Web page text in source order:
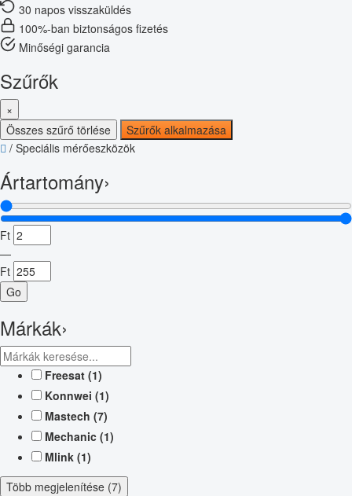
30 napos visszaküldés
100%-ban biztonságos fizetés
Minőségi garancia
Szűrők
×
Összes szűrő törlése
Szűrők alkalmazása
/ Speciális mérőeszközök
Ártartomány›
Ft
—
Ft
Go
Márkák›
Freesat (1)
Konnwei (1)
Mastech (7)
Mechanic (1)
Mlink (1)
Több megjelenítése (7)